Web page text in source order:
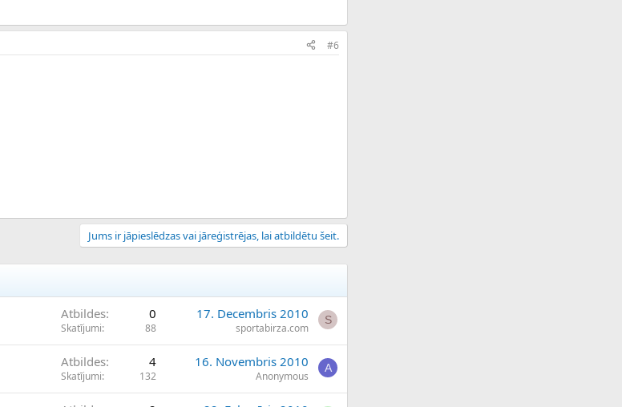
#6
Jums ir jāpieslēdzas vai jāreģistrējas, lai atbildētu šeit.
Atbildes 0
Skatījumi 88
17. Decembris 2010
sportabirza.com
S
Atbildes 4
Skatījumi 132
16. Novembris 2010
Anonymous
A